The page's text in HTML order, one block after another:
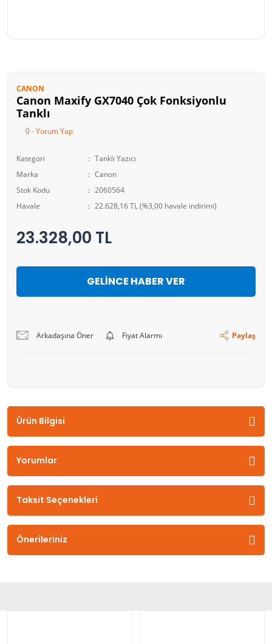
CANON
Canon Maxify GX7040 Çok Fonksiyonlu
Tanklı
0 - Yorum Yap
Kategori
Tanklı Yazıcı
Marka
Canon
Stok Kodu
2060564
Havale
22.628,16 TL (%3,00 havale indirimi)
23.328,00 TL
GELİNCE HABER VER
Arkadaşına Öner Fiyat Alarmı Paylaş
Ürün Bilgisi
Yorumlar
Taksit Seçenekleri
Önerileriniz